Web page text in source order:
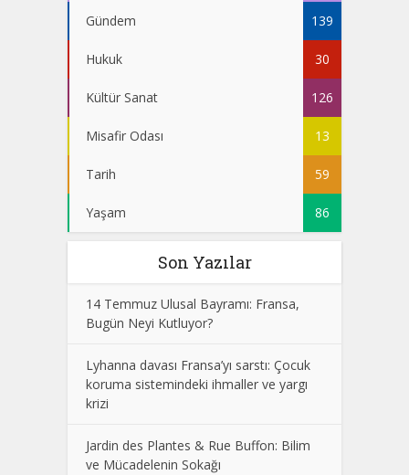
Gündem 139
Hukuk 30
Kültür Sanat 126
Misafir Odası 13
Tarih 59
Yaşam 86
Son Yazılar
14 Temmuz Ulusal Bayramı: Fransa,
Bugün Neyi Kutluyor?
Lyhanna davası Fransa’yı sarstı: Çocuk
koruma sistemindeki ihmaller ve yargı
krizi
Jardin des Plantes & Rue Buffon: Bilim
ve Mücadelenin Sokağı